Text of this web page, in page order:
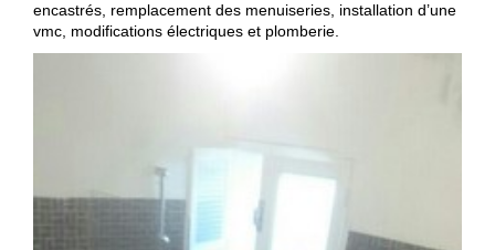
encastrés, remplacement des menuiseries, installation d’une
vmc, modifications électriques et plomberie.